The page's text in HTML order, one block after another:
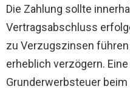
Die Zahlung sollte
Vertragsabschluss
zu Verzugszinsen
erheblich verzögern.
Grunderwerbsteuer